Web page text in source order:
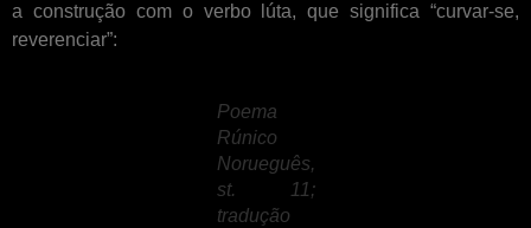
a construção com o verbo lúta, que significa “curvar-se,
reverenciar”:
Poema
Rúnico
Norueguês,
st. 11;
tradução